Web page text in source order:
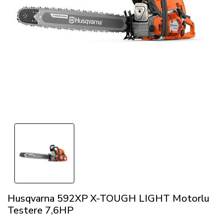
Husqvarna 592XP X-TOUGH LIGHT Motorlu
Testere 7,6HP